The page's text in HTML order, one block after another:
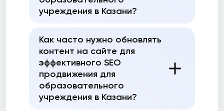
учреждения в Казани?
Как часто нужно обновлять
контент на сайте для
эффективного SEO
продвижения для
образовательного
учреждения в Казани?